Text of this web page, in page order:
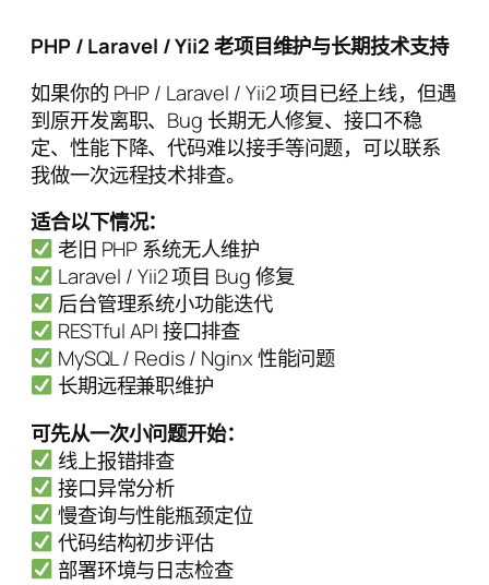
PHP / Laravel / Yii2 老项目维护与长期技术支持
如果你的 PHP / Laravel / Yii2 项目已经上线，但遇
到原开发离职、Bug 长期无人修复、接口不稳
定、性能下降、代码难以接手等问题，可以联系
我做一次远程技术排查。
适合以下情况：
老旧 PHP 系统无人维护
Laravel / Yii2 项目 Bug 修复
后台管理系统小功能迭代
RESTful API 接口排查
MySQL / Redis / Nginx 性能问题
长期远程兼职维护
可先从一次小问题开始：
线上报错排查
接口异常分析
慢查询与性能瓶颈定位
代码结构初步评估
部署环境与日志检查